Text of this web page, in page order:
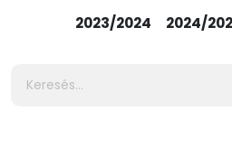
2023/2024
2024/